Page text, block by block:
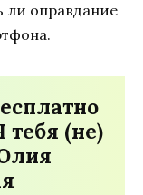
ли оправдание
тебя (не)